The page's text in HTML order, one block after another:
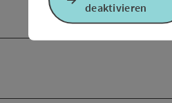
deaktivieren